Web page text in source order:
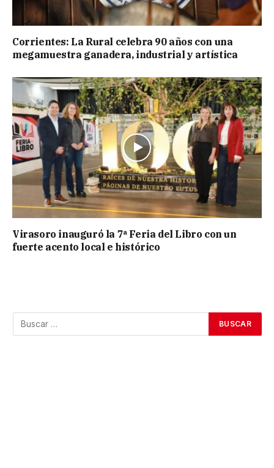
Corrientes: La Rural celebra 90 años con una
megamuestra ganadera, industrial y artística
Virasoro inauguró la 7ª Feria del Libro con un
fuerte acento local e histórico